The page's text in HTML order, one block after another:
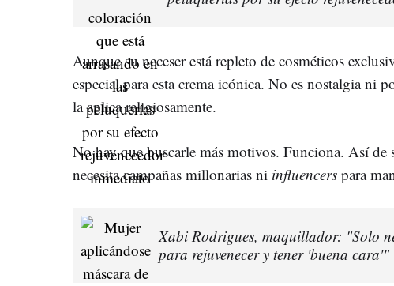
Aunque su neceser está repleto de cosméticos
especial para esta crema icónica. No es nostalgia ni
la aplica religiosamente.
No hay que buscarle más motivos. Funciona. Así de
necesita campañas millonarias ni influencers para
Xabi Rodrigues, maquillador: "Solo
para rejuvenecer y tener 'buena cara'"